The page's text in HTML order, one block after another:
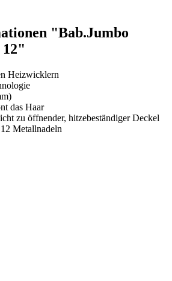
"Bab.Jumbo
Heizwicklern
das Haar
zu öffnender, hitzebeständiger Deckel
Metallnadeln